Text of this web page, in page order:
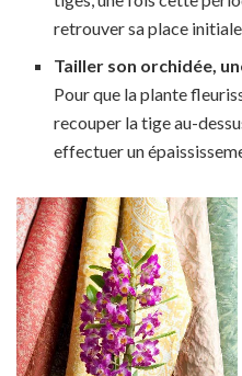
retrouver sa place
Tailler son orchidée,
Pour que la plante
recouper la tige au-
effectuer un